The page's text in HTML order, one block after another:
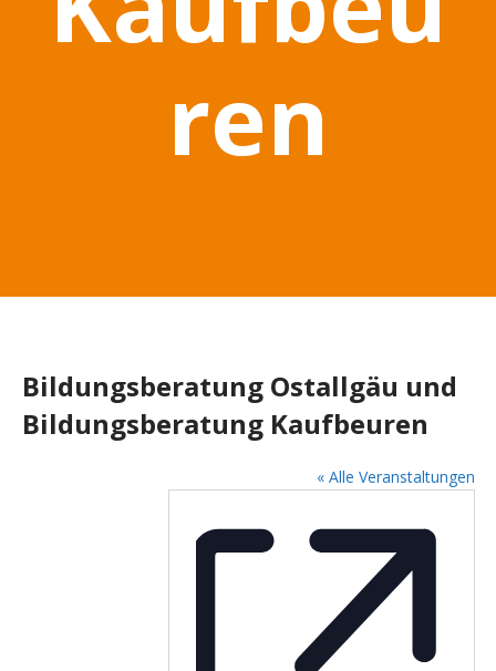
ren
Bildungsberatung Ostallgäu und
Bildungsberatung Kaufbeuren
« Alle Veranstaltungen